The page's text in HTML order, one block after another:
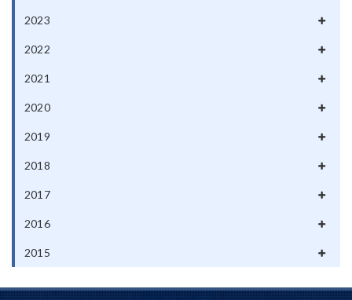
2023
2022
2021
2020
2019
2018
2017
2016
2015